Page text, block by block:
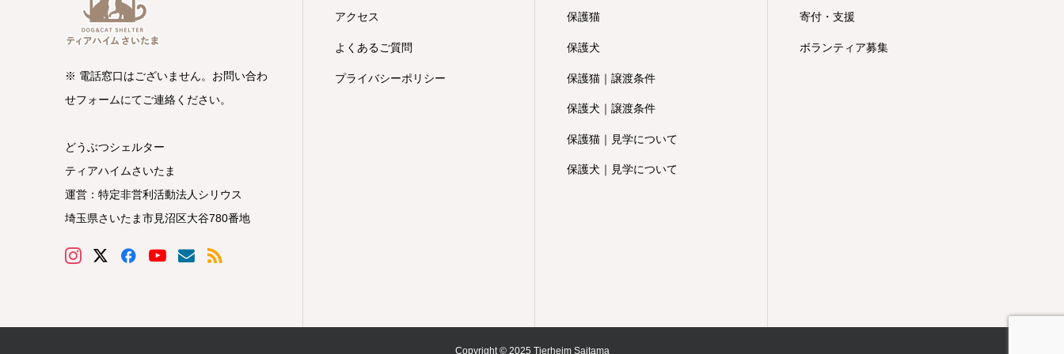
※ 電話窓口はございません。お問い合わ
せフォームにてご連絡ください。
どうぶつシェルター
ティアハイムさいたま
運営：特定非営利活動法人シリウス
埼玉県さいたま市見沼区大谷780番地
アクセス
よくあるご質問
プライバシーポリシー
保護猫
保護犬
保護猫｜譲渡条件
保護犬｜譲渡条件
保護猫｜見学について
保護犬｜見学について
寄付・支援
ボランティア募集
Copyright © 2025 Tierheim Saitama